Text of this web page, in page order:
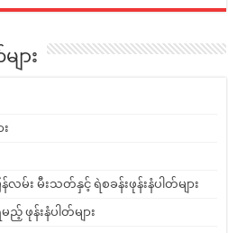
ား
မ်း မီးသတ်နှင့် ရဲစခန်းဖုန်းနံပါတ်များ
ဖုန်းနံပါတ်များ